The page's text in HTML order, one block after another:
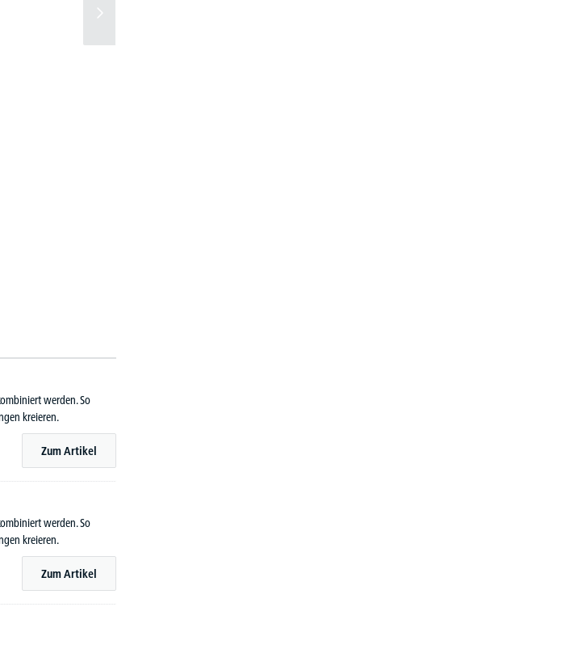
werden. So
kreieren.
Zum Artikel
werden. So
kreieren.
Zum Artikel